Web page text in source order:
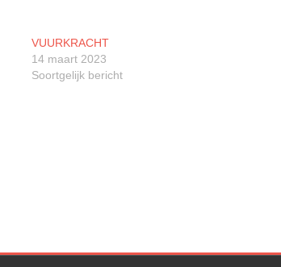
VUURKRACHT
14 maart 2023
Soortgelijk bericht